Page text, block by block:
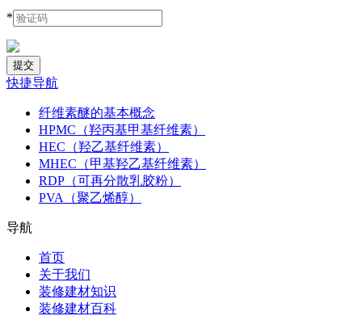
*
快捷导航
纤维素醚的基本概念
HPMC（羟丙基甲基纤维素）
HEC（羟乙基纤维素）
MHEC（甲基羟乙基纤维素）
RDP（可再分散乳胶粉）
PVA（聚乙烯醇）
导航
首页
关于我们
装修建材知识
装修建材百科